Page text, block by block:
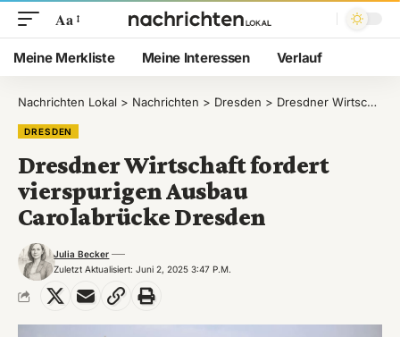
Aa
Meine Merkliste Meine Interessen Verlauf
Nachrichten Lokal > Nachrichten > Dresden > Dresdner Wirtschaft fordert vierspurigen Ausbau Carolabrücke Dresden
DRESDEN
Dresdner Wirtschaft fordert
vierspurigen Ausbau
Carolabrücke Dresden
Zuletzt Aktualisiert: Juni 2, 2025 3:47 P.m.
Julia Becker